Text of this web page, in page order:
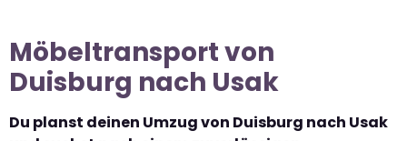
Möbeltransport von
Duisburg nach Usak
Du planst deinen Umzug von Duisburg nach Usak